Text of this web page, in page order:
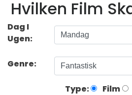
Hvilken Film
Dag I
Ugen:
Genre:
Type: Film